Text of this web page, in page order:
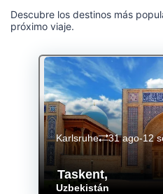
Descubre los destinos más
próximo viaje.
Taskent,
Uzbekistán
Karlsruhe 31 ago-12